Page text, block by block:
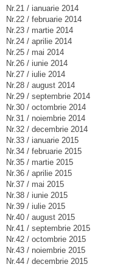
Nr.21 / ianuarie 2014
Nr.22 / februarie 2014
Nr.23 / martie 2014
Nr.24 / aprilie 2014
Nr.25 / mai 2014
Nr.26 / iunie 2014
Nr.27 / iulie 2014
Nr.28 / august 2014
Nr.29 / septembrie 2014
Nr.30 / octombrie 2014
Nr.31 / noiembrie 2014
Nr.32 / decembrie 2014
Nr.33 / ianuarie 2015
Nr.34 / februarie 2015
Nr.35 / martie 2015
Nr.36 / aprilie 2015
Nr.37 / mai 2015
Nr.38 / iunie 2015
Nr.39 / iulie 2015
Nr.40 / august 2015
Nr.41 / septembrie 2015
Nr.42 / octombrie 2015
Nr.43 / noiembrie 2015
Nr.44 / decembrie 2015